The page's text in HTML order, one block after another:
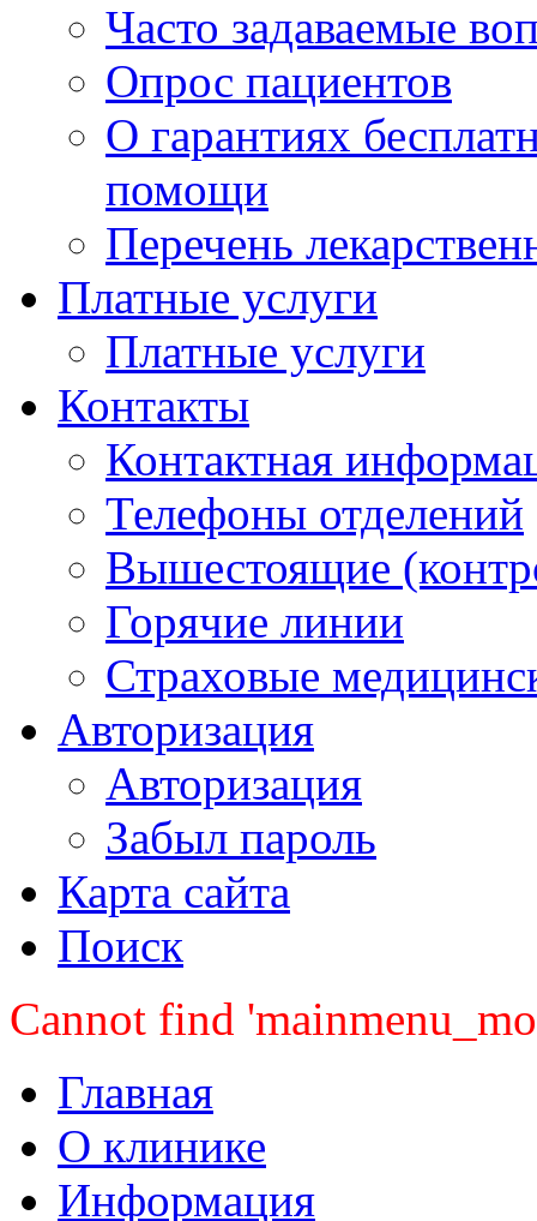
Часто задаваемые
Опрос пациентов
О гарантиях
помощи
Перечень
Платные услуги
Платные услуги
Контакты
Контактная
Телефоны отделений
Вышестоящие
Горячие линии
Страховые
Авторизация
Авторизация
Забыл пароль
Карта сайта
Поиск
Cannot find
Главная
О клинике
Информация